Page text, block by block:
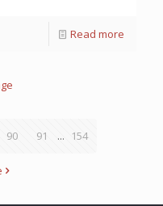
Read more
90 91 ... 154